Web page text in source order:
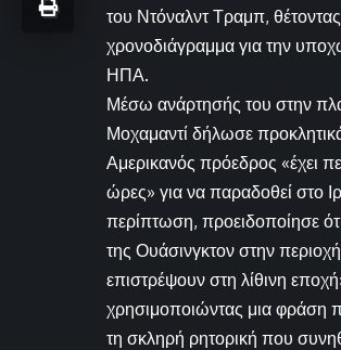
του Ντόναλντ Τραμπ,
χρονοδιάγραμμα για την
ΗΠΑ.
Μέσω ανάρτησής του στην
Μοχαμαντί δήλωσε
Αμερικανός πρόεδρος «έχει
ώρες» για να παραδοθεί στο
περίπτωση, προειδοποίησε
της Ουάσινγκτον στην
επιστρέψουν στη λίθινη
χρησιμοποιώντας μια φράση
τη σκληρή ρητορική που